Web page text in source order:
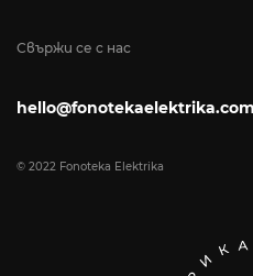
Свържи се с нас
hello@fonotekaelektrika.com
© 2022 Fonoteka Elektrika